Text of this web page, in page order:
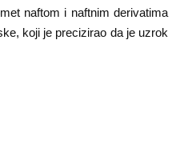
naftom i naftnim derivatima
koji je precizirao da je uzrok